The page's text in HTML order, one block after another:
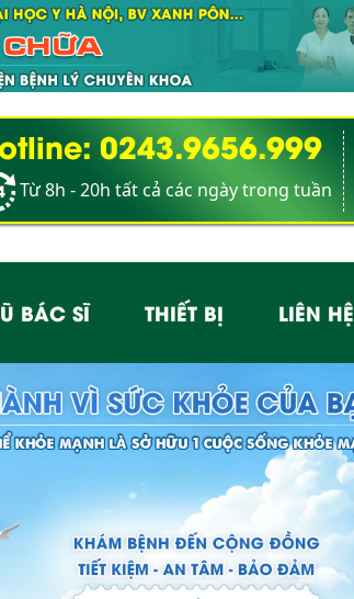
0243.9656.999
Từ 8h - 20h tất cả các ngày trong tuần
BÁC SĨ THIẾT BỊ LIÊN HỆ